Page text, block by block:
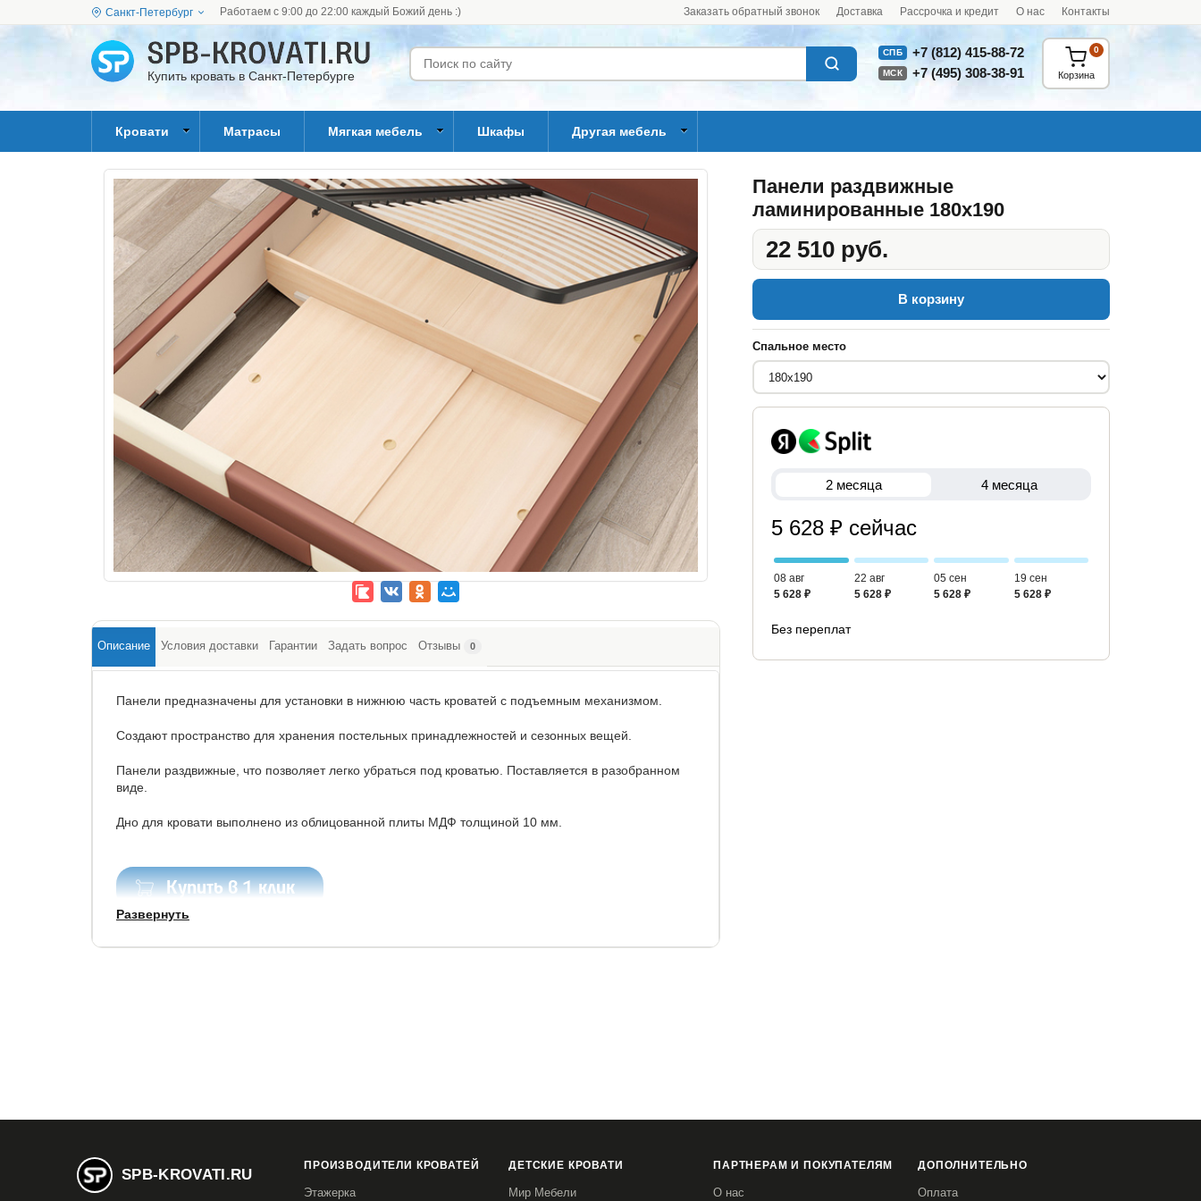
Санкт-Петербург Работаем с 9:00 до 22:00 каждый Божий день :) Заказать обратный звонок Доставка Рассрочка и кредит О нас Контакты
Купить кровать в Санкт-Петербурге
СПБ +7 (812) 415-88-72
МСК +7 (495) 308-38-91 Корзина
0
Кровати Матрасы Мягкая мебель Шкафы Другая мебель
Панели раздвижные
ламинированные 180x190
22 510 руб.
В корзину
Спальное место
2 месяца 4 месяца
5 628 ₽ сейчас
08 авг
5 628 ₽
22 авг
5 628 ₽
05 сен
5 628 ₽
19 сен
5 628 ₽
Без переплат
Описание Условия доставки Гарантии Задать вопрос Отзывы 0
Панели предназначены для установки в нижнюю часть кроватей c подъемным механизмом.
Создают пространство для хранения постельных принадлежностей и сезонных вещей.
Панели раздвижные, что позволяет легко убраться под кроватью. Поставляется в разобранном
виде.
Дно для кровати выполнено из облицованной плиты МДФ толщиной 10 мм.
Купить в 1 клик
Развернуть
SPB-KROVATI.RU
ПРОИЗВОДИТЕЛИ КРОВАТЕЙ
Этажерка
ДЕТСКИЕ КРОВАТИ
Мир Мебели
ПАРТНЕРАМ И ПОКУПАТЕЛЯМ
О нас
ДОПОЛНИТЕЛЬНО
Оплата